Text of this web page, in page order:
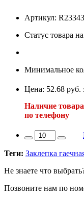
Артикул: R23343
Статус товара
Минимальное
Цена: 52.68 руб.
Наличие
по телефону
Теги: Заклепка
Не знаете что
Позвоните нам по